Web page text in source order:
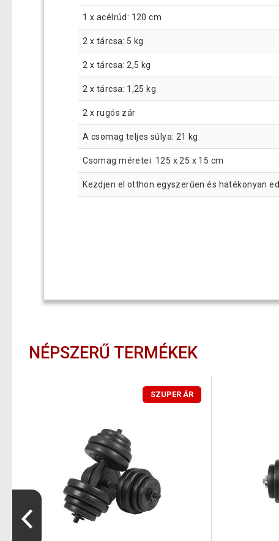
1 x acélrúd: 120 cm
2 x tárcsa: 5 kg
2 x tárcsa: 2,5 kg
2 x tárcsa: 1,25 kg
2 x rugós zár
A csomag teljes súlya: 21 kg
Csomag méretei: 125 x 25 x 15 cm
Kezdjen el otthon egyszerűen és hatékonyan
NÉPSZERŰ TERMÉKEK
SZUPER ÁR